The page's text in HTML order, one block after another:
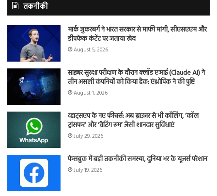
तकनीकी
मार्क जुकरबर्ग ने भारत सरकार से माफी मांगी, सीएसएएम और
डीपफेक कंटेंट पर जताया खेद
August 5, 2026
साइबर सुरक्षा परीक्षण के दौरान क्लॉड एआई (Claude AI) ने
तीन असली कंपनियों को किया हैक: एंथ्रोपिक ने की पुष्टि
August 1, 2026
व्हाट्सएप के नए फीचर्स: अब ब्राउजर से भी कॉलिंग, ‘कॉल
ट्रांसफर’ और ‘वेटिंग रूम’ जैसी शानदार सुविधाएं
July 29, 2026
फेसबुक में बड़ी तकनीकी समस्या, दुनिया भर के यूजर्स परेशान
July 19, 2026